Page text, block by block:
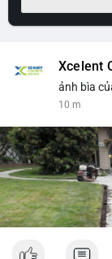
Xcelent
ảnh bìa
10 m